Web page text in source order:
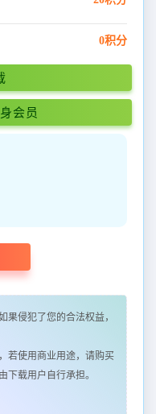
0积分
会员
果侵犯了您的合法权益，
若使用商业用途，请购买
下载用户自行承担。